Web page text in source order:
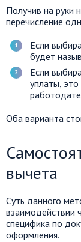
Получив на руки
перечисление
Если
будет
Если
уплаты,
Оба варианта
вычета
Суть данного
взаимодействии
специфика по
оформления.